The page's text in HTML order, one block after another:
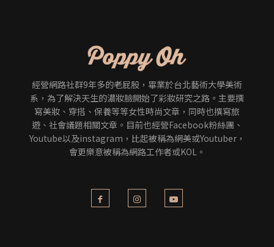
經營網路社群9年多的老屁股，畢業於台北藝術大學美術
系，為了解決天生的濃妝臉開始了彩妝研究之路。主要撰
寫美妝、穿搭、保養等等女性時尚文章，同時也撰寫旅
遊、社會議題相關文章。目前也經營Facebook粉絲團、
Youtube以及instagram，比起被稱為網美或Youtuber，
會更樂意被稱為網路工作者或KOL。